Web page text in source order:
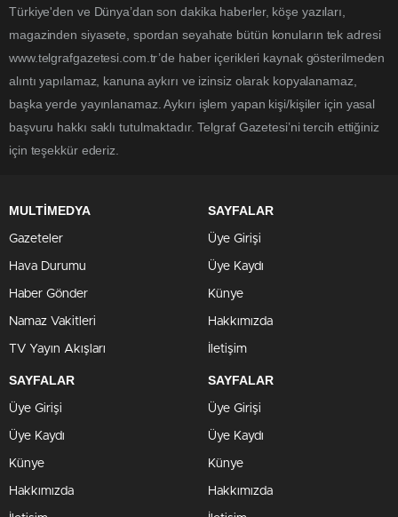
Türkiye'den ve Dünya’dan son dakika haberler, köşe yazıları,
magazinden siyasete, spordan seyahate bütün konuların tek adresi
www.telgrafgazetesi.com.tr’de haber içerikleri kaynak gösterilmeden
alıntı yapılamaz, kanuna aykırı ve izinsiz olarak kopyalanamaz,
başka yerde yayınlanamaz. Aykırı işlem yapan kişi/kişiler için yasal
başvuru hakkı saklı tutulmaktadır. Telgraf Gazetesi’ni tercih ettiğiniz
için teşekkür ederiz.
MULTİMEDYA
Gazeteler
Hava Durumu
Haber Gönder
Namaz Vakitleri
TV Yayın Akışları
SAYFALAR
Üye Girişi
Üye Kaydı
Künye
Hakkımızda
İletişim
SAYFALAR
Üye Girişi
Üye Kaydı
Künye
Hakkımızda
SAYFALAR
Üye Girişi
Üye Kaydı
Künye
Hakkımızda